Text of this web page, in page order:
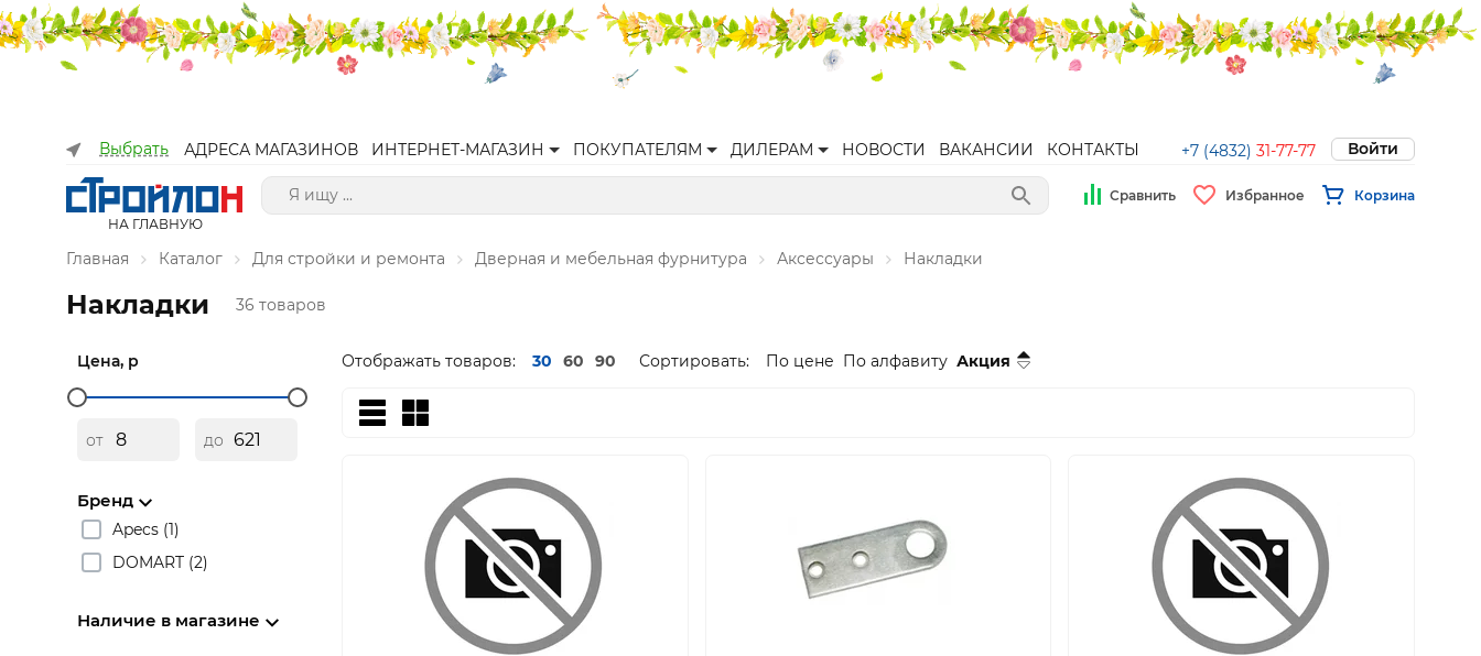
Выбрать АДРЕСА МАГАЗИНОВ ИНТЕРНЕТ-МАГАЗИН ПОКУПАТЕЛЯМ ДИЛЕРАМ НОВОСТИ ВАКАНСИИ КОНТАКТЫ +7 (4832) 31-77-77 Войти
НА ГЛАВНУЮ
Сравнить Избранное Корзина
Главная Каталог Для стройки и ремонта Дверная и мебельная фурнитура Аксессуары Накладки
Накладки 36 товаров
Цена, р
от до
Бренд
Apecs (1)
DOMART (2)
Наличие в магазине
Отображать товаров: 30 60 90 Сортировать: По цене По алфавиту Акция